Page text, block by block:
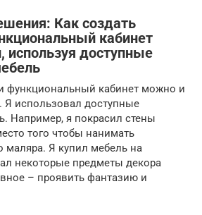
Как создать
кабинет
используя доступные
функциональный кабинет можно и
Я использовал доступные
Например, я покрасил стены
того чтобы нанимать
маляра. Я купил мебель на
некоторые предметы декора
– проявить фантазию и